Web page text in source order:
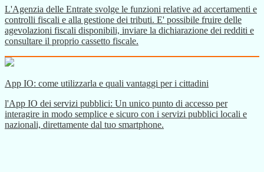
L'Agenzia delle Entrate svolge le funzioni relative ad accertamenti e
controlli fiscali e alla gestione dei tributi. E' possibile fruire delle
agevolazioni fiscali disponibili, inviare la dichiarazione dei redditi e
consultare il proprio cassetto fiscale.
App IO: come utilizzarla e quali vantaggi per i cittadini
l'App IO dei servizi pubblici: Un unico punto di accesso per
interagire in modo semplice e sicuro con i servizi pubblici locali e
nazionali, direttamente dal tuo smartphone.